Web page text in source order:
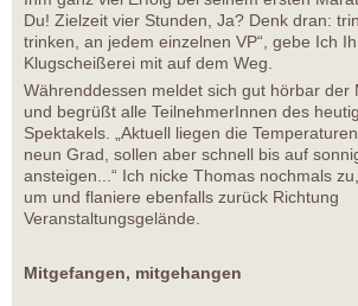
Du! Zielzeit vier Stunden, Ja? Denk dran:
trinken, an jedem einzelnen VP“, gebe Ich
Klugscheißerei mit auf dem Weg.
Währenddessen meldet sich gut hörbar der
und begrüßt alle TeilnehmerInnen des
Spektakels. „Aktuell liegen die
neun Grad, sollen aber schnell bis auf
ansteigen...“ Ich nicke Thomas nochmals
um und flaniere ebenfalls zurück Richtung
Veranstaltungsgelände.
Mitgefangen, mitgehangen